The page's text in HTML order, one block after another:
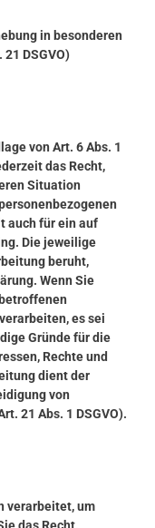
in besonderen
DSGVO)
von Art. 6 Abs. 1
das Recht,
Situation
auch für ein auf
Die jeweilige
beruht,
Wenn Sie
es sei
Gründe für die
Rechte und
dient der
von
21 Abs. 1 DSGVO).
verarbeitet, um